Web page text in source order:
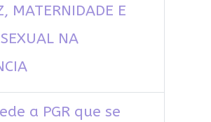
MATERNIDADE E
NA
a PGR que se